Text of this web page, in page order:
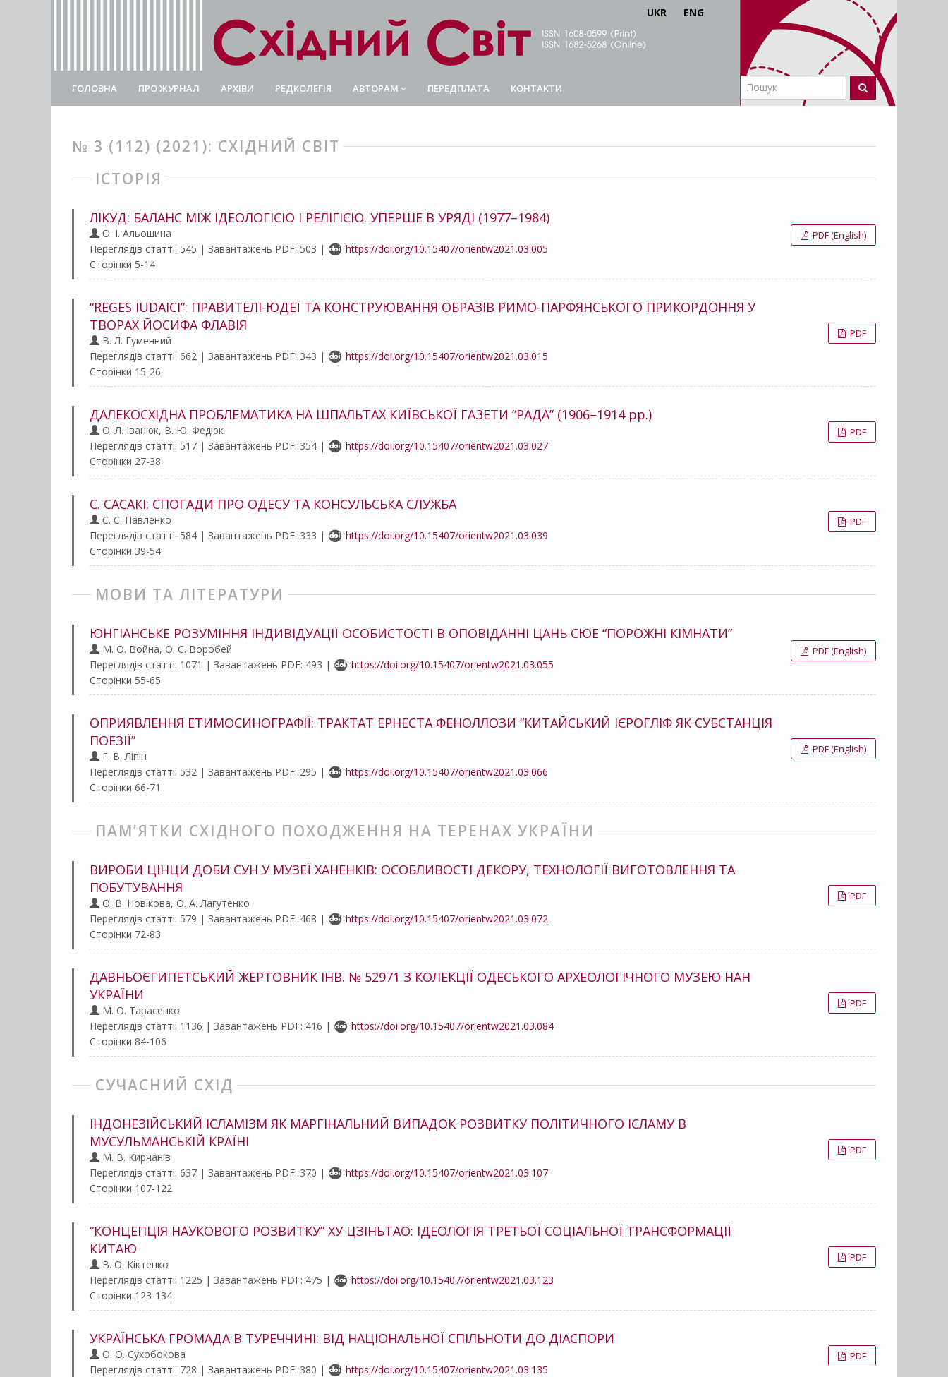
UKR ENG
ГОЛОВНА ПРО ЖУРНАЛ АРХІВИ РЕДКОЛЕГІЯ АВТОРАМ ПЕРЕДПЛАТА КОНТАКТИ
№ 3 (112) (2021): СХІДНИЙ СВІТ
ІСТОРІЯ
ЛІКУД: БАЛАНС МІЖ ІДЕОЛОГІЄЮ І РЕЛІГІЄЮ. УПЕРШЕ В УРЯДІ (1977–1984)
О. І. Альошина
Переглядів статті: 545 | Завантажень PDF: 503 |
https://doi.org/10.15407/orientw2021.03.005
PDF (English)
Сторінки 5-14
“REGES IUDAICI”: ПРАВИТЕЛІ-ЮДЕЇ ТА КОНСТРУЮВАННЯ ОБРАЗІВ РИМО-ПАРФЯНСЬКОГО ПРИКОРДОННЯ У
ТВОРАХ ЙОСИФА ФЛАВІЯ
В. Л. Гуменний
Переглядів статті: 662 | Завантажень PDF: 343 |
https://doi.org/10.15407/orientw2021.03.015
PDF
Сторінки 15-26
ДАЛЕКОСХІДНА ПРОБЛЕМАТИКА НА ШПАЛЬТАХ КИЇВСЬКОЇ ГАЗЕТИ “РАДА” (1906–1914 рр.)
О. Л. Іванюк, В. Ю. Федюк
Переглядів статті: 517 | Завантажень PDF: 354 |
https://doi.org/10.15407/orientw2021.03.027
PDF
Сторінки 27-38
С. САСАКІ: СПОГАДИ ПРО ОДЕСУ ТА КОНСУЛЬСЬКА СЛУЖБА
С. С. Павленко
Переглядів статті: 584 | Завантажень PDF: 333 |
https://doi.org/10.15407/orientw2021.03.039
PDF
Сторінки 39-54
МОВИ ТА ЛІТЕРАТУРИ
ЮНГІАНСЬКЕ РОЗУМІННЯ ІНДИВІДУАЦІЇ ОСОБИСТОСТІ В ОПОВІДАННІ ЦАНЬ СЮЕ “ПОРОЖНІ КІМНАТИ”
М. О. Война, О. С. Воробей
Переглядів статті: 1071 | Завантажень PDF: 493 |
https://doi.org/10.15407/orientw2021.03.055
PDF (English)
Сторінки 55-65
ОПРИЯВЛЕННЯ ЕТИМОСИНОГРАФІЇ: ТРАКТАТ ЕРНЕСТА ФЕНОЛЛОЗИ “КИТАЙСЬКИЙ ІЄРОГЛІФ ЯК СУБСТАНЦІЯ
ПОЕЗІЇ”
Г. В. Ліпін
Переглядів статті: 532 | Завантажень PDF: 295 |
https://doi.org/10.15407/orientw2021.03.066
PDF (English)
Сторінки 66-71
ПАМ’ЯТКИ СХІДНОГО ПОХОДЖЕННЯ НА ТЕРЕНАХ УКРАЇНИ
ВИРОБИ ЦІНЦИ ДОБИ СУН У МУЗЕЇ ХАНЕНКІВ: ОСОБЛИВОСТІ ДЕКОРУ, ТЕХНОЛОГІЇ ВИГОТОВЛЕННЯ ТА
ПОБУТУВАННЯ
О. В. Новікова, О. А. Лагутенко
Переглядів статті: 579 | Завантажень PDF: 468 |
https://doi.org/10.15407/orientw2021.03.072
PDF
Сторінки 72-83
ДАВНЬОЄГИПЕТСЬКИЙ ЖЕРТОВНИК ІНВ. № 52971 З КОЛЕКЦІЇ ОДЕСЬКОГО АРХЕОЛОГІЧНОГО МУЗЕЮ НАН
УКРАЇНИ
М. О. Тарасенко
Переглядів статті: 1136 | Завантажень PDF: 416 |
https://doi.org/10.15407/orientw2021.03.084
PDF
Сторінки 84-106
СУЧАСНИЙ СХІД
ІНДОНЕЗІЙСЬКИЙ ІСЛАМІЗМ ЯК МАРГІНАЛЬНИЙ ВИПАДОК РОЗВИТКУ ПОЛІТИЧНОГО ІСЛАМУ В
МУСУЛЬМАНСЬКІЙ КРАЇНІ
М. В. Кирчанів
Переглядів статті: 637 | Завантажень PDF: 370 |
https://doi.org/10.15407/orientw2021.03.107
PDF
Сторінки 107-122
“КОНЦЕПЦІЯ НАУКОВОГО РОЗВИТКУ” ХУ ЦЗІНЬТАО: ІДЕОЛОГІЯ ТРЕТЬОЇ СОЦІАЛЬНОЇ ТРАНСФОРМАЦІЇ
КИТАЮ
В. О. Кіктенко
Переглядів статті: 1225 | Завантажень PDF: 475 |
https://doi.org/10.15407/orientw2021.03.123
PDF
Сторінки 123-134
УКРАЇНСЬКА ГРОМАДА В ТУРЕЧЧИНІ: ВІД НАЦІОНАЛЬНОЇ СПІЛЬНОТИ ДО ДІАСПОРИ
О. О. Сухобокова
Переглядів статті: 728 | Завантажень PDF: 380 |
https://doi.org/10.15407/orientw2021.03.135
PDF